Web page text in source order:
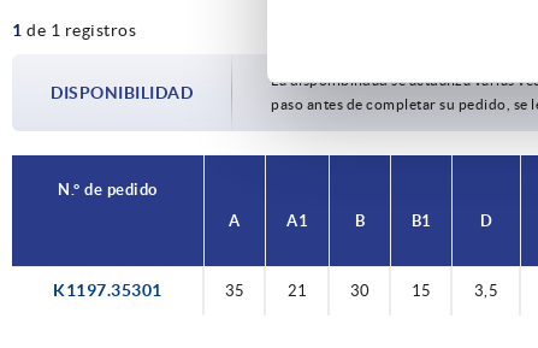
1 de 1 registros
DISPONIBILIDAD
La disponibilidad se actualiza varias
paso antes de completar su pedido, se
N.° de pedido
A
A1 B B1 D
K1197.35301 35 21 30 15 3,5